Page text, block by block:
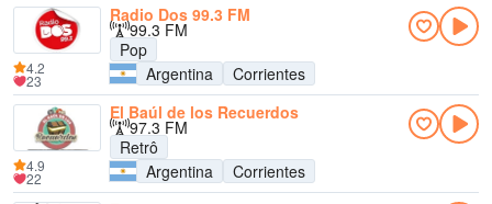
Radio Dos 99.3 FM
99.3 FM
Pop
Argentina
Corrientes
4.2
23
El Baúl de los Recuerdos
97.3 FM
Retrô
Argentina
Corrientes
4.9
22